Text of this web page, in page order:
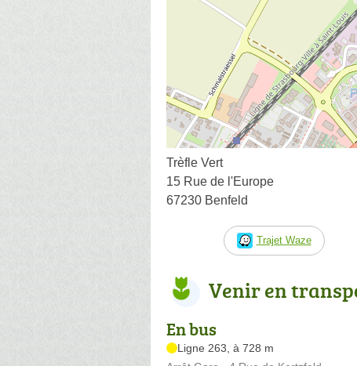
Trèfle Vert
15 Rue de l'Europe
67230 Benfeld
Trajet Waze
Venir en
En bus
Ligne 263, à 728 m